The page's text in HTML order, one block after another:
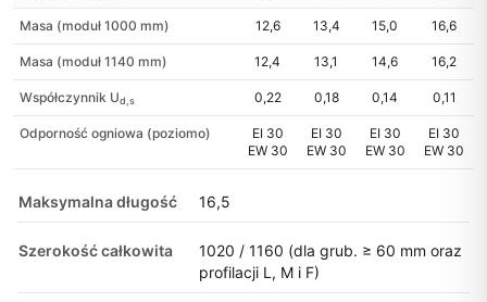
Masa (moduł 1000 mm) 12,6 13,4 15,0 16,6
Masa (moduł 1140 mm) 12,4 13,1 14,6 16,2
Współczynnik Ud,s 0,22 0,18 0,14 0,11
Odporność ogniowa (poziomo)
EI 30
EW 30
EI 30
EW 30
EI 30
EW 30
EI 30
EW 30
Maksymalna długość 16,5
Szerokość całkowita
1020 / 1160 (dla grub. ≥ 60 mm oraz
profilacji L, M i F)